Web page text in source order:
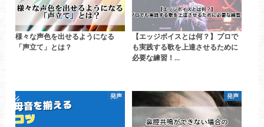
様々な声色を出せるようになる
「声立て」とは？
【エッジボイスとは何？】プロで
も実践する歌を上達させるために
必要な練習！…
発声 発声